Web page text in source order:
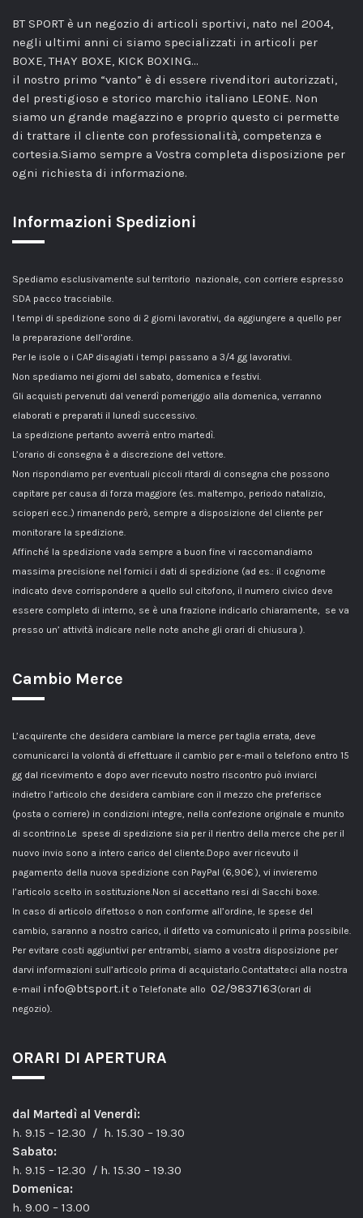
BT SPORT è un negozio di articoli sportivi, nato nel 2004,
negli ultimi anni ci siamo specializzati in articoli per
BOXE, THAY BOXE, KICK BOXING…
il nostro primo “vanto” è di essere rivenditori autorizzati,
del prestigioso e storico marchio italiano LEONE. Non
siamo un grande magazzino e proprio questo ci permette
di trattare il cliente con professionalità, competenza e
cortesia.Siamo sempre a Vostra completa disposizione per
ogni richiesta di informazione.
Informazioni Spedizioni
Spediamo esclusivamente sul territorio nazionale, con corriere espresso
SDA pacco tracciabile.
I tempi di spedizione sono di 2 giorni lavorativi, da aggiungere a quello per
la preparazione dell’ordine.
Per le isole o i CAP disagiati i tempi passano a 3/4 gg lavorativi.
Non spediamo nei giorni del sabato, domenica e festivi.
Gli acquisti pervenuti dal venerdì pomeriggio alla domenica, verranno
elaborati e preparati il lunedì successivo.
La spedizione pertanto avverrà entro martedì.
L’orario di consegna è a discrezione del vettore.
Non rispondiamo per eventuali piccoli ritardi di consegna che possono
capitare per causa di forza maggiore (es. maltempo, periodo natalizio,
scioperi ecc..) rimanendo però, sempre a disposizione del cliente per
monitorare la spedizione.
Affinché la spedizione vada sempre a buon fine vi raccomandiamo
massima precisione nel fornici i dati di spedizione (ad es.: il cognome
indicato deve corrispondere a quello sul citofono, il numero civico deve
essere completo di interno, se è una frazione indicarlo chiaramente, se va
presso un’ attività indicare nelle note anche gli orari di chiusura ).
Cambio Merce
L’acquirente che desidera cambiare la merce per taglia errata, deve
comunicarci la volontà di effettuare il cambio per e-mail o telefono entro 15
gg dal ricevimento e dopo aver ricevuto nostro riscontro può inviarci
indietro l’articolo che desidera cambiare con il mezzo che preferisce
(posta o corriere) in condizioni integre, nella confezione originale e munito
di scontrino.Le spese di spedizione sia per il rientro della merce che per il
nuovo invio sono a intero carico del cliente.Dopo aver ricevuto il
pagamento della nuova spedizione con PayPal (6,90€ ), vi invieremo
l’articolo scelto in sostituzione.Non si accettano resi di Sacchi boxe.
In caso di articolo difettoso o non conforme all’ordine, le spese del
cambio, saranno a nostro carico, il difetto va comunicato il prima possibile.
Per evitare costi aggiuntivi per entrambi, siamo a vostra disposizione per
darvi informazioni sull’articolo prima di acquistarlo.Contattateci alla nostra
e-mail info@btsport.it o Telefonate allo 02/9837163(orari di
negozio).
ORARI DI APERTURA
dal Martedì al Venerdì:
h. 9.15 – 12.30 / h. 15.30 – 19.30
Sabato:
h. 9.15 – 12.30 / h. 15.30 – 19.30
Domenica:
h. 9.00 – 13.00